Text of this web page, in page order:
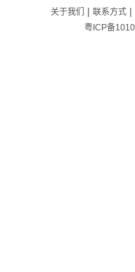
关于我们 | 联系方式|
粤ICP备